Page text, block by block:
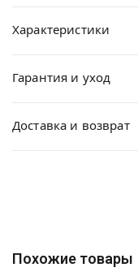
Характеристики
Гарантия и уход
Доставка и возврат
Похожие товары